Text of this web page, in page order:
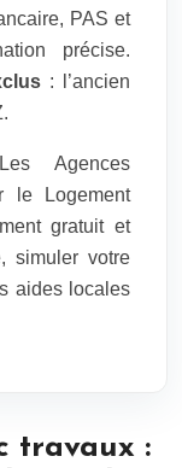
PAS et
précise.
: l’ancien
Agences
le Logement
gratuit et
simuler votre
aides locales
travaux :